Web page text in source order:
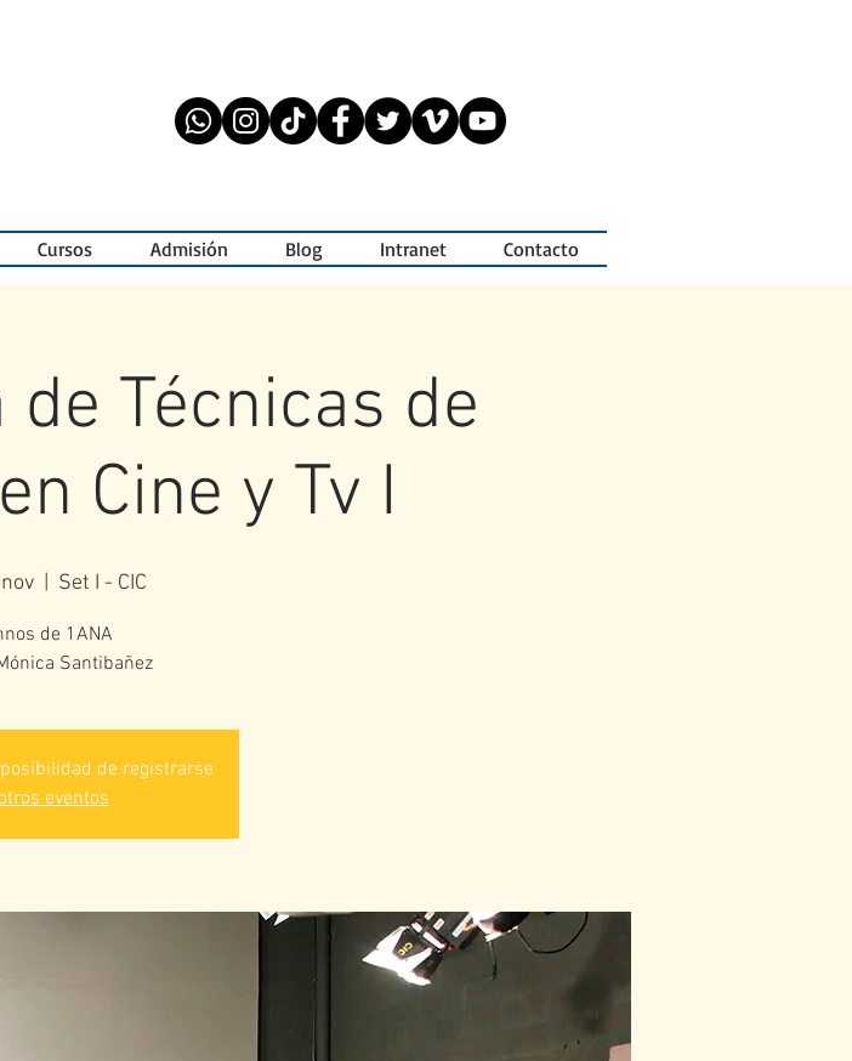
Cursos Admisión Blog Intranet Contacto
Técnicas de
Cine y Tv I
  |
Set I - CIC
de 1ANA
Santibañez
de registrarse
eventos